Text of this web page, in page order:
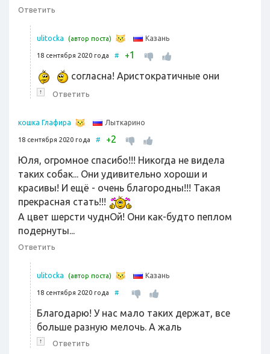
Ответить
ulitocka (автор поста) Казань
18 сентября 2020 года # +1
согласна! Аристократичные они
↑ Ответить
кошка Глафира Лыткарино
18 сентября 2020 года # +2
Юля, огромное спасибо!!! Никогда не видела
таких собак... Они удивительно хороши и
красивы! И ещё - очень благородны!!! Такая
прекрасная стать!!!
А цвет шерсти чуднОй! Они как-будто пеплом
подернуты...
Ответить
ulitocka (автор поста) Казань
18 сентября 2020 года #
Благодарю! У нас мало таких держат, все
больше разную мелочь. А жаль
↑ Ответить